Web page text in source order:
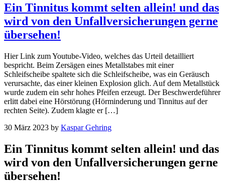
Ein Tinnitus kommt selten allein! und das
wird von den Unfallversicherungen gerne
übersehen!
Hier Link zum Youtube-Video, welches das Urteil detailliert
bespricht. Beim Zersägen eines Metallstabes mit einer
Schleifscheibe spaltete sich die Schleifscheibe, was ein Geräusch
verursachte, das einer kleinen Explosion glich. Auf dem Metallstück
wurde zudem ein sehr hohes Pfeifen erzeugt. Der Beschwerdeführer
erlitt dabei eine Hörstörung (Hörminderung und Tinnitus auf der
rechten Seite). Zudem klagte er […]
30 März 2023 by Kaspar Gehring
Ein Tinnitus kommt selten allein! und das
wird von den Unfallversicherungen gerne
übersehen!